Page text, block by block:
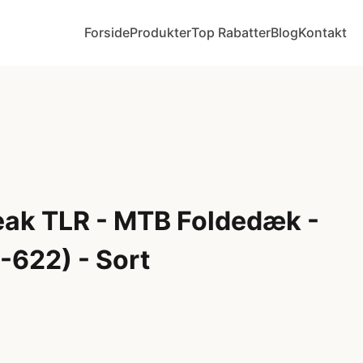
ForsideProdukterTop RabatterBlogKontakt
TLR - MTB Foldedæk -
622) - Sort